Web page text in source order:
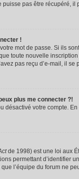
pas être récupéré,
!
mot de passe. Si ils
toute nouvelle
pas reçu d’e-mail, il
plus me connecter ?!
désactivé votre compte.
de 1998) est une loi aux
permettant d’identifier
l’équipe du forum ne